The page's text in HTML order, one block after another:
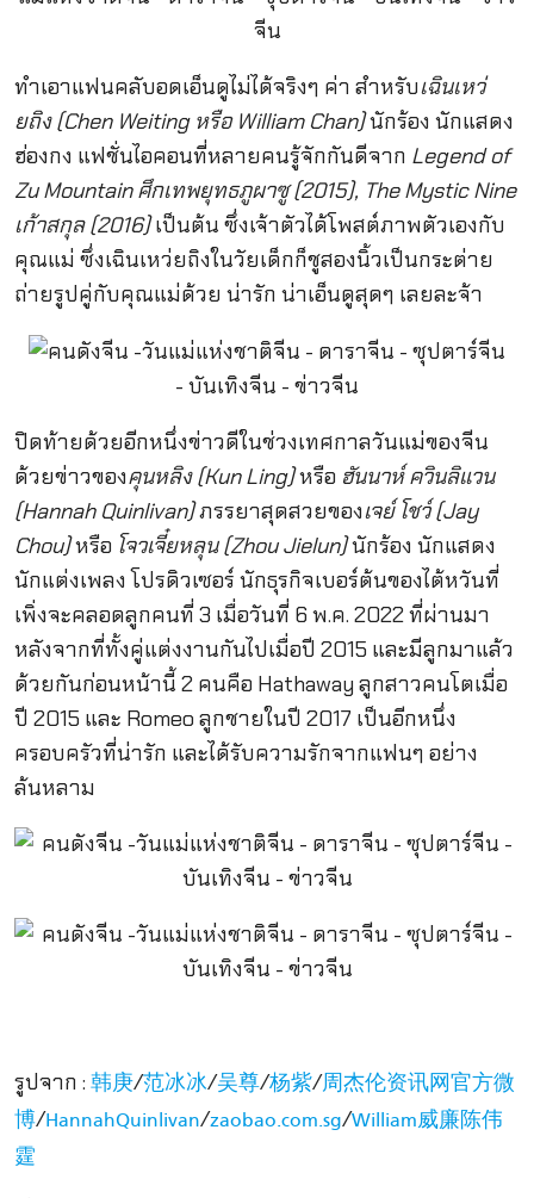
ทำเอาแฟนคลับอดเอ็นดูไม่ได้จริงๆ ค่า สำหรับเฉินเหว่
ยถิง (Chen Weiting หรือ William Chan)นักร้อง นักแสดง
ฮ่องกง แฟชั่นไอคอนที่หลายคนรู้จักกันดีจาก Legend of
Zu Mountain ศึกเทพยุทธภูผาซู (2015), The Mystic Nine
เก้าสกุล (2016)เป็นต้น ซึ่งเจ้าตัวได้โพสต์ภาพตัวเองกับ
คุณแม่ ซึ่งเฉินเหว่ยถิงในวัยเด็กก็ชูสองนิ้วเป็นกระต่าย
ถ่ายรูปคู่กับคุณแม่ด้วย น่ารัก น่าเอ็นดูสุดๆ เลยละจ้า
ปิดท้ายด้วยอีกหนึ่งข่าวดีในช่วงเทศกาลวันแม่ของจีน
ด้วยข่าวของคุนหลิง (Kun Ling)หรือ ฮันนาห์ ควินลิแวน
(Hannah Quinlivan)ภรรยาสุดสวยของเจย์ โชว์ (Jay
Chou)หรือ โจวเจี๋ยหลุน (Zhou Jielun)นักร้อง นักแสดง
นักแต่งเพลง โปรดิวเซอร์ นักธุรกิจเบอร์ต้นของไต้หวันที่
เพิ่งจะคลอดลูกคนที่ 3 เมื่อวันที่ 6 พ.ค. 2022 ที่ผ่านมา
หลังจากที่ทั้งคู่แต่งงานกันไปเมื่อปี 2015 และมีลูกมาแล้ว
ด้วยกันก่อนหน้านี้ 2 คนคือ Hathaway ลูกสาวคนโตเมื่อ
ปี 2015 และ Romeo ลูกชายในปี 2017 เป็นอีกหนึ่ง
ครอบครัวที่น่ารัก และได้รับความรักจากแฟนๆ อย่าง
ล้นหลาม
รูปจาก : 韩庚/范冰冰/吴尊/杨紫/周杰伦资讯网官方微
博/HannahQuinlivan/zaobao.com.sg/William威廉陈伟
霆